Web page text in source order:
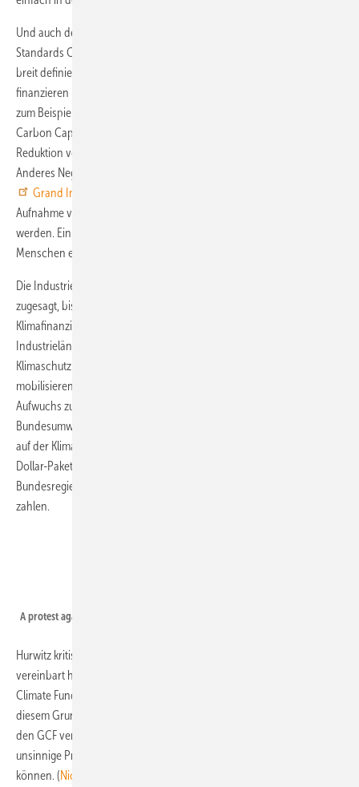
Und auch der Fonds selbst weist noch erhebliche Mängel auf. Global
Standards Coordinator Zachary Hurwitz bemängelt den GCF, er sei so
breit definiert, dass die Staaten unter diese Titel alles Mögliche
finanzieren können: "The good, the bad and the ugly." Darunter laufe
zum Beispiel ein Kohlekraftwerk wie in
Carbon Capture and Storage Technologie einsetzt. "Das ist keine
Reduktion von Emissionen, sondern sie woanders hin zu bringen."
Anderes Negativ-Beispiel für Hurwitz: Der südafrikanische Staudamm
Grand Inga Complex
Aufnahme von Kohlenstoff über Sedimente, die sonst transportiert
werden. Einmal davon abgesehen, dass der Staudamm für die
Menschen ein Problem bedeutet.
Die Industrieländer hatten 2010 beim Klimagipfel in Kopenhagen
zugesagt, bis 2020 ihr Engagement bei der internationalen
Klimafinanzierung deutlich zu erhöhen. Gemeinsam wollen die
Industrieländer dann jährlich 100 Milliarden US-Dollar für
Klimaschutzmaßnahmen aus öffentlichen und privaten Mitteln
mobilisieren. Dafür ist es auch erforderlich, einen kontinuierlichen
Aufwuchs zu diesem Ziel bis 2020 darzustellen. Ex-
Bundesumweltminister Peter Altmaier hat den Beitrag Deutschlands
auf der Klimakonferenz in Warschau 2013 an dem 100-Milliarden-
Dollar-Paket konkretisiert. Jährlich etwa drei Milliarden Euro wollte die
Bundesregierung demnach für den globalen Klimaschutz ab 2020
zahlen.
A protest against the unreasonable use of climate protection funds.
Hurwitz kritisiert, dass die Vereinten Nationen bisher nicht mehr
vereinbart haben als Bedingung für die Aufnahme in den Green
Climate Fund, dass die reduzierte Menge CO2 festgestellt wird. Aus
diesem Grund haben
den GCF verpflichtet, eine Ausschlussliste zu erarbeiten. Sodass
unsinnige Projekte dort nicht länger vom Klimafonds profitieren
können. (Nicole Weinhold